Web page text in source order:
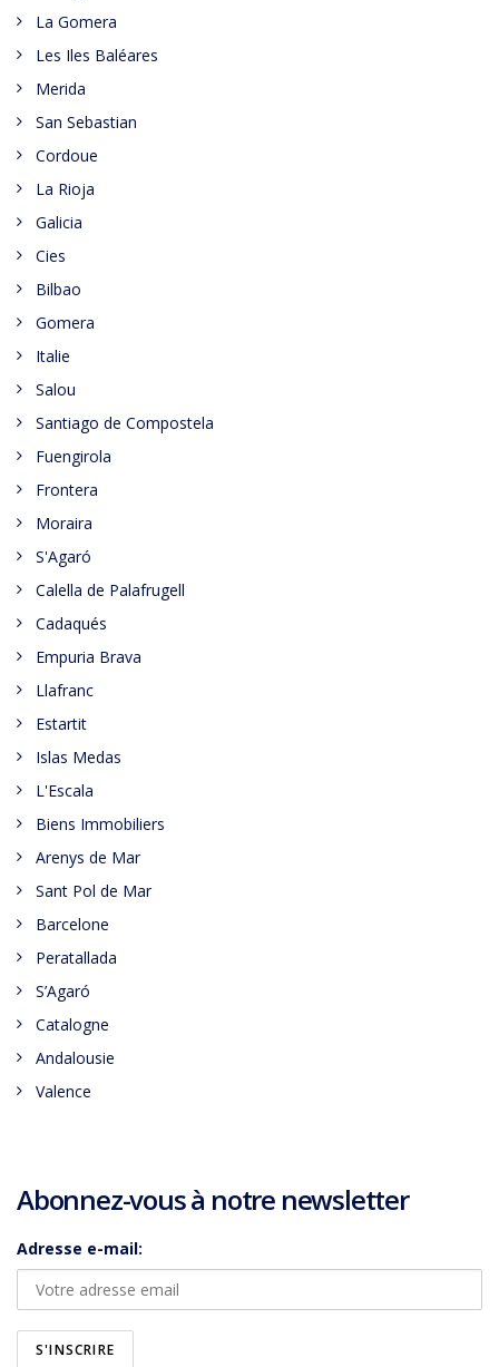
La Gomera
Les Iles Baléares
Merida
San Sebastian
Cordoue
La Rioja
Galicia
Cies
Bilbao
Gomera
Italie
Salou
Santiago de Compostela
Fuengirola
Frontera
Moraira
S'Agaró
Calella de Palafrugell
Cadaqués
Empuria Brava
Llafranc
Estartit
Islas Medas
L'Escala
Biens Immobiliers
Arenys de Mar
Sant Pol de Mar
Barcelone
Peratallada
S’Agaró
Catalogne
Andalousie
Valence
Abonnez-vous à notre newsletter
Adresse e-mail: